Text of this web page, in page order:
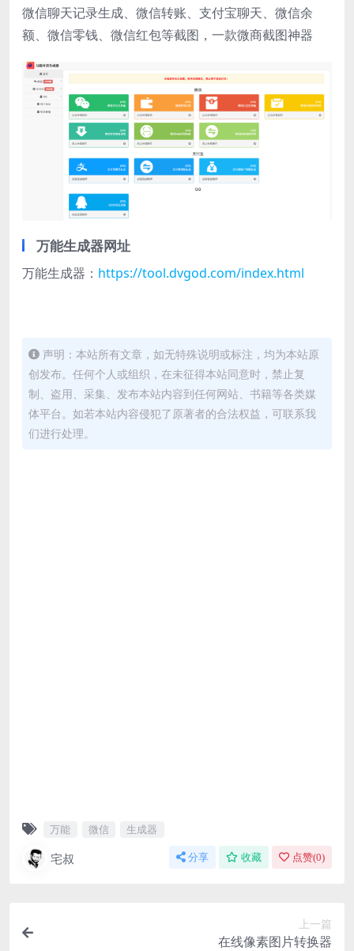
微信聊天记录生成、微信转账、支付宝聊天、微信余
额、微信零钱、微信红包等截图，一款微商截图神器
万能生成器网址
万能生成器： https://tool.dvgod.com/index.html
声明：本站所有文章，如无特殊说明或标注，均为本站原
创发布。任何个人或组织，在未征得本站同意时，禁止复
制、盗用、采集、发布本站内容到任何网站、书籍等各类媒
体平台。如若本站内容侵犯了原著者的合法权益，可联系我
们进行处理。
万能 微信 生成器
宅叔 分享 收藏 点赞(0)
上一篇
在线像素图片转换器